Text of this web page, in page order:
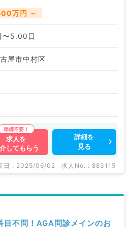
万円 ～
5.00日
屋市中村区
求人を
してもらう
詳細を
見る
日 : 2025/06/02 求人No. : 883115
目不問！AGA問診メインのお